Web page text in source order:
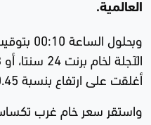
العالمية.
وبحلول
أغلقت على ارتفاع بنسبة 0.45% يوم الجمعة.